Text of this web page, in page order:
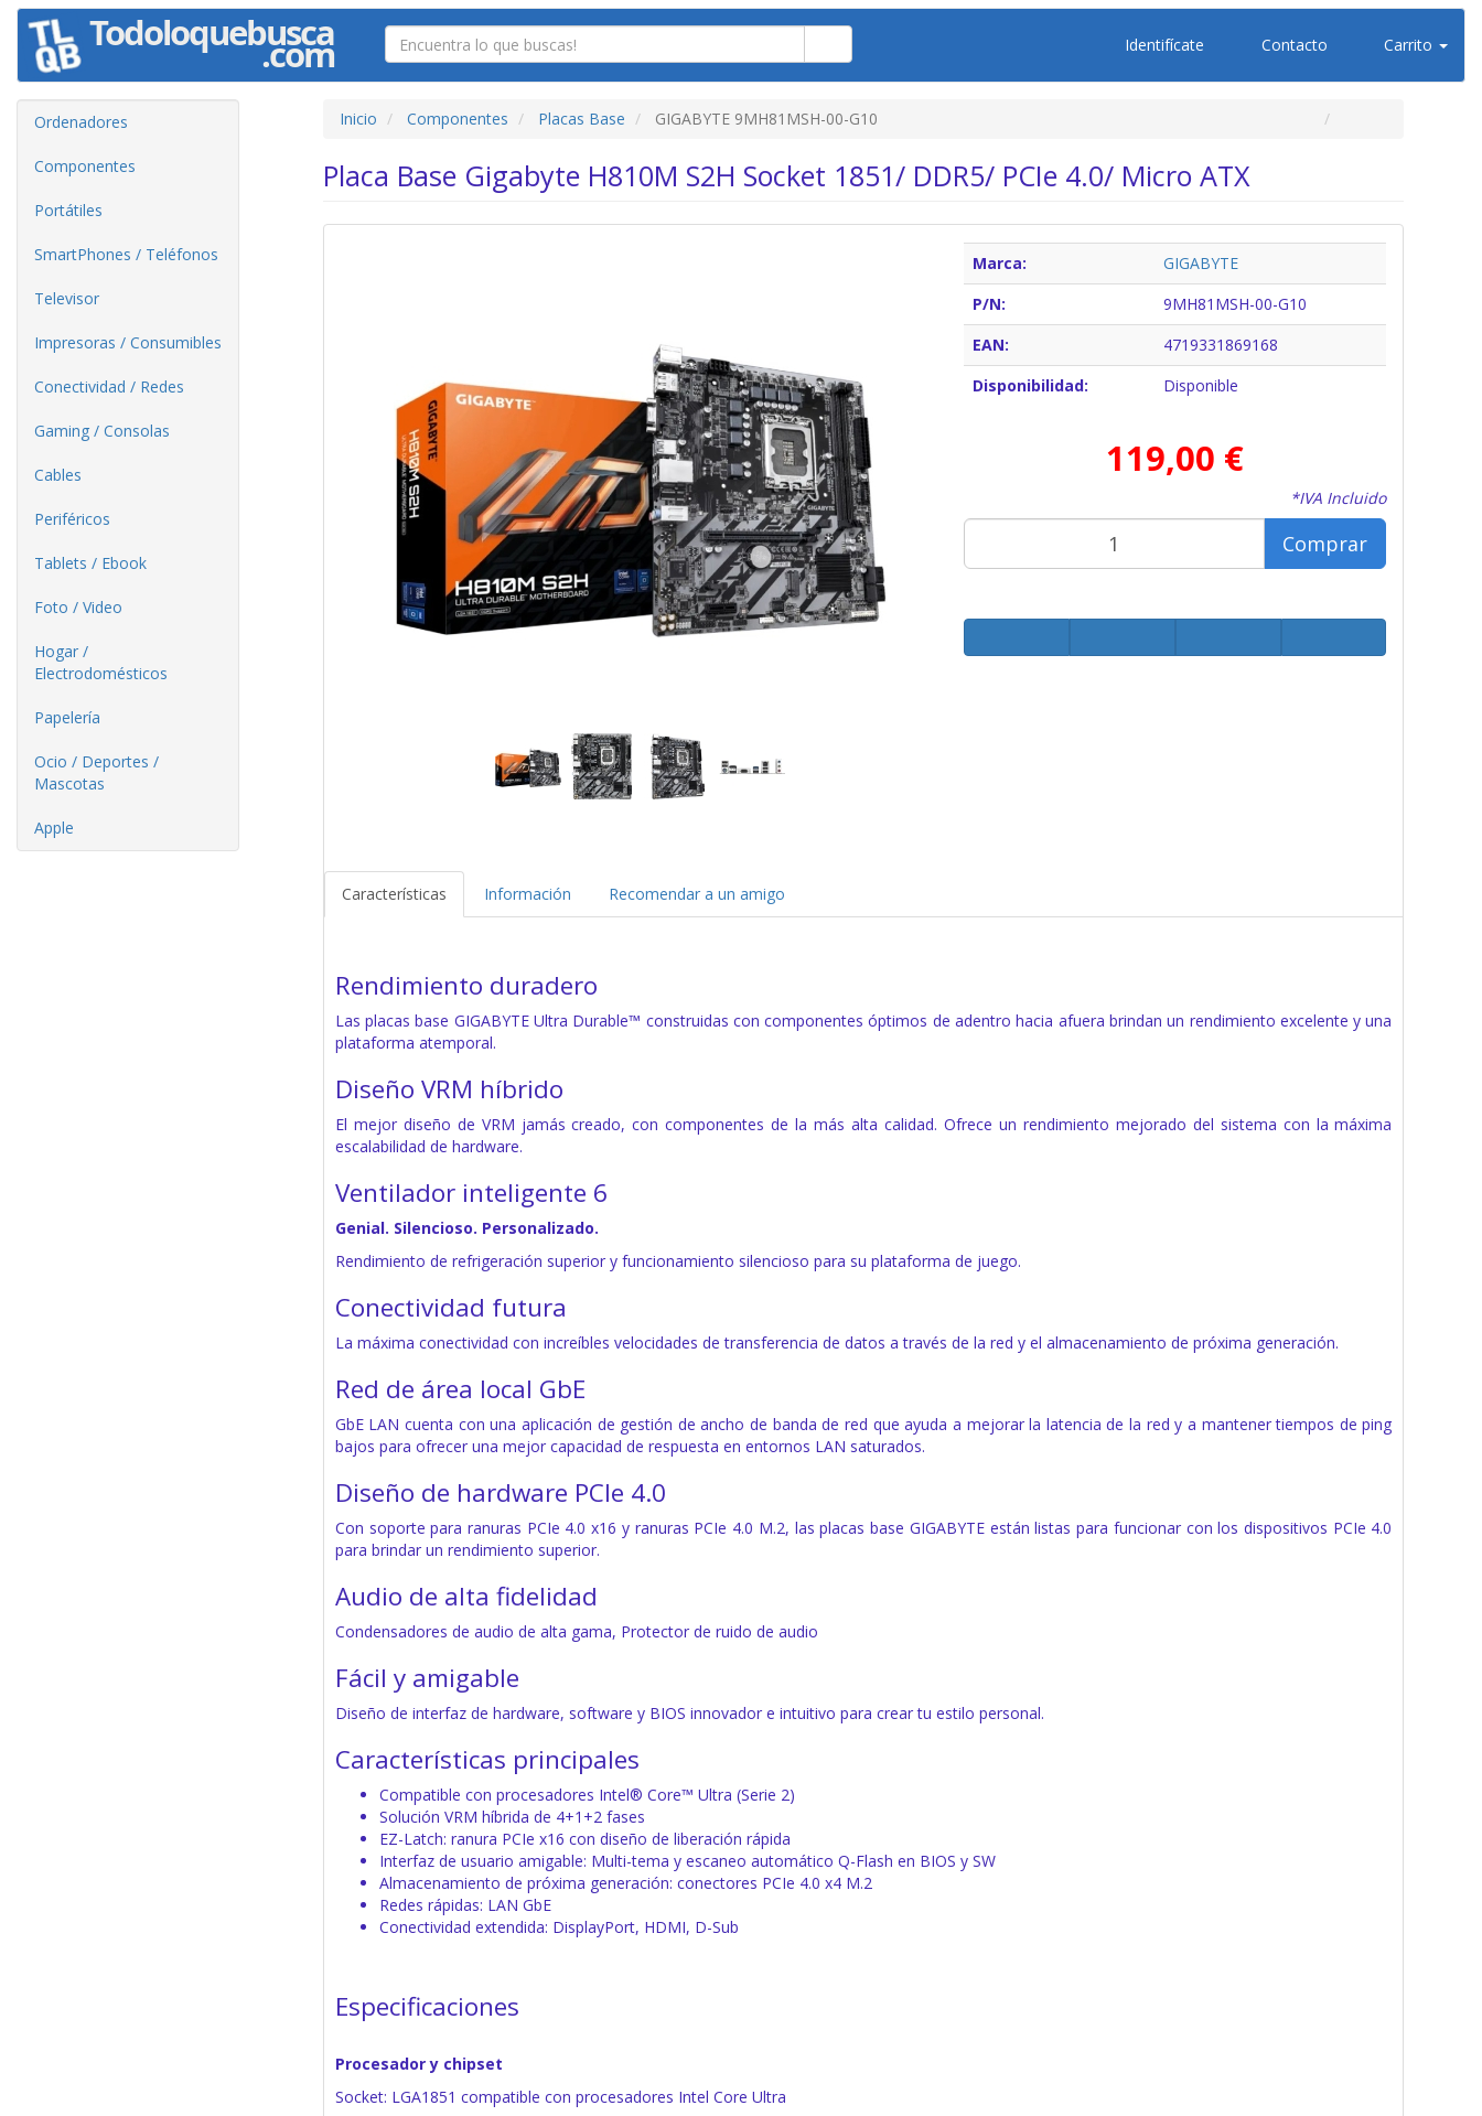
Identifícate Contacto Carrito
Ordenadores
Componentes
Portátiles
SmartPhones / Teléfonos
Televisor
Impresoras / Consumibles
Conectividad / Redes
Gaming / Consolas
Cables
Periféricos
Tablets / Ebook
Foto / Video
Hogar /
Electrodomésticos
Papelería
Ocio / Deportes /
Mascotas
Apple
Inicio Componentes Placas Base GIGABYTE 9MH81MSH-00-G10
Placa Base Gigabyte H810M S2H Socket 1851/ DDR5/ PCIe 4.0/ Micro ATX
Marca:
GIGABYTE
P/N:
9MH81MSH-00-G10
EAN:
4719331869168
Disponibilidad:
Disponible
119,00 €
*IVA Incluido
Comprar
Características Información Recomendar a un amigo
Rendimiento duradero
Las placas base GIGABYTE Ultra Durable™ construidas con componentes óptimos de adentro hacia afuera brindan un rendimiento excelente y una
plataforma atemporal.
Diseño VRM híbrido
El mejor diseño de VRM jamás creado, con componentes de la más alta calidad. Ofrece un rendimiento mejorado del sistema con la máxima
escalabilidad de hardware.
Ventilador inteligente 6
Genial. Silencioso. Personalizado.
Rendimiento de refrigeración superior y funcionamiento silencioso para su plataforma de juego.
Conectividad futura
La máxima conectividad con increíbles velocidades de transferencia de datos a través de la red y el almacenamiento de próxima generación.
Red de área local GbE
GbE LAN cuenta con una aplicación de gestión de ancho de banda de red que ayuda a mejorar la latencia de la red y a mantener tiempos de ping
bajos para ofrecer una mejor capacidad de respuesta en entornos LAN saturados.
Diseño de hardware PCIe 4.0
Con soporte para ranuras PCIe 4.0 x16 y ranuras PCIe 4.0 M.2, las placas base GIGABYTE están listas para funcionar con los dispositivos PCIe 4.0
para brindar un rendimiento superior.
Audio de alta fidelidad
Condensadores de audio de alta gama, Protector de ruido de audio
Fácil y amigable
Diseño de interfaz de hardware, software y BIOS innovador e intuitivo para crear tu estilo personal.
Características principales
Compatible con procesadores Intel® Core™ Ultra (Serie 2)
Solución VRM híbrida de 4+1+2 fases
EZ-Latch: ranura PCIe x16 con diseño de liberación rápida
Interfaz de usuario amigable: Multi-tema y escaneo automático Q-Flash en BIOS y SW
Almacenamiento de próxima generación: conectores PCIe 4.0 x4 M.2
Redes rápidas: LAN GbE
Conectividad extendida: DisplayPort, HDMI, D-Sub
Especificaciones
Procesador y chipset
Socket: LGA1851 compatible con procesadores Intel Core Ultra